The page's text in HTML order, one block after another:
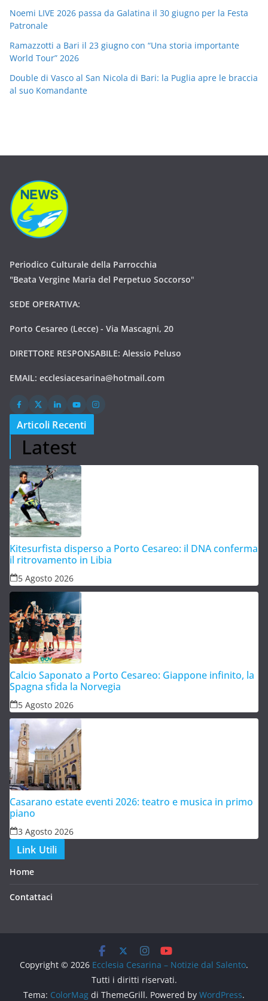
Noemi LIVE 2026 passa da Galatina il 30 giugno per la Festa
Patronale
Ramazzotti a Bari il 23 giugno con “Una storia importante
World Tour” 2026
Double di Vasco al San Nicola di Bari: la Puglia apre le braccia
al suo Komandante
Periodico Culturale della Parrocchia
"Beata Vergine Maria del Perpetuo Soccorso"
SEDE OPERATIVA:
Porto Cesareo (Lecce) - Via Mascagni, 20
DIRETTORE RESPONSABILE: Alessio Peluso
EMAIL: ecclesiacesarina@hotmail.com
Articoli Recenti
Latest
Kitesurfista disperso a Porto Cesareo: il DNA conferma
il ritrovamento in Libia
5 Agosto 2026
Calcio Saponato a Porto Cesareo: Giappone infinito, la
Spagna sfida la Norvegia
5 Agosto 2026
Casarano estate eventi 2026: teatro e musica in primo
piano
3 Agosto 2026
Link Utili
Home
Contattaci
Copyright © 2026 Ecclesia Cesarina – Notizie dal Salento.
Tutti i diritti riservati.
Tema: ColorMag di ThemeGrill. Powered by WordPress.